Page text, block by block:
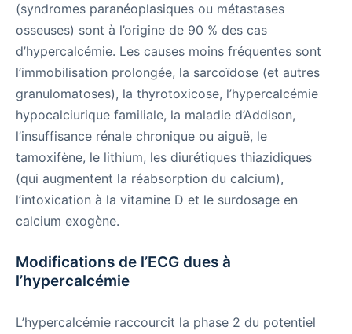
(syndromes paranéoplasiques ou métastases
osseuses) sont à l’origine de 90 % des cas
d’hypercalcémie. Les causes moins fréquentes sont
l’immobilisation prolongée, la sarcoïdose (et autres
granulomatoses), la thyrotoxicose, l’hypercalcémie
hypocalciurique familiale, la maladie d’Addison,
l’insuffisance rénale chronique ou aiguë, le
tamoxifène, le lithium, les diurétiques thiazidiques
(qui augmentent la réabsorption du calcium),
l’intoxication à la vitamine D et le surdosage en
calcium exogène.
Modifications de l’ECG dues à
l’hypercalcémie
L’hypercalcémie raccourcit la phase 2 du potentiel